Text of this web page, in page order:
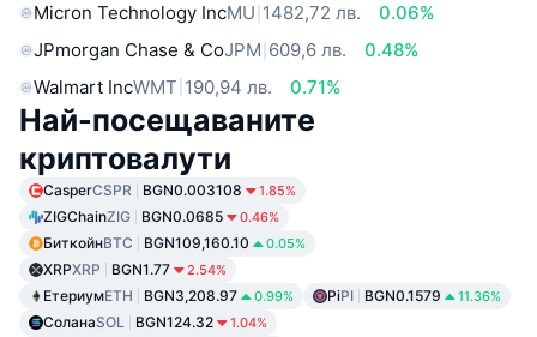
Micron Technology IncMU 1482,72 лв.
0.06%
JPmorgan Chase & CoJPM 609,6 лв.
0.48%
Walmart IncWMT 190,94 лв. 0.71%
Най-посещаваните
криптовалути
CasperCSPR BGN0.003108 1.85%
ZIGChainZIG BGN0.0685 0.46%
БиткойнBTC BGN109,160.10 0.05%
XRPXRP BGN1.77 2.54%
ЕтериумETH BGN3,208.97 0.99% PiPI BGN0.1579 11.36%
СоланаSOL BGN124.32 1.04%